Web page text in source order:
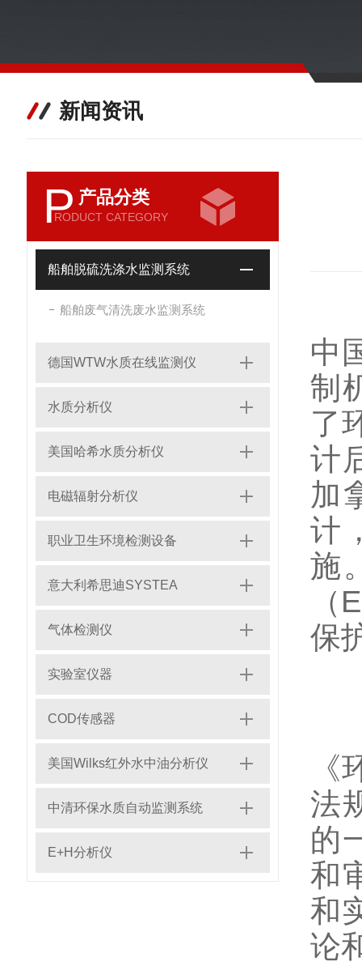
新闻资讯
P 产品分类
RODUCT CATEGORY
船舶脱硫洗涤水监测系统
船舶废气清洗废水监测系统
德国WTW水质在线监测仪
水质分析仪
美国哈希水质分析仪
电磁辐射分析仪
职业卫生环境检测设备
意大利希思迪SYSTEA
气体检测仪
实验室仪器
COD传感器
美国Wilks红外水中油分析仪
中清环保水质自动监测系统
E+H分析仪
中
制
了
计
加
计
施
保
法
的
和
和
论